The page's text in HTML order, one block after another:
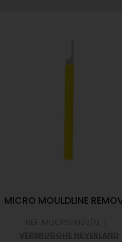
MICRO MOULDLINE
|
VERBRUGGHE NEVERLAND